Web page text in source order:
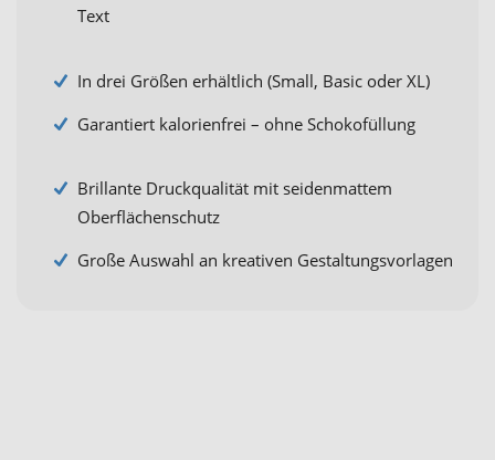
Text
In drei Größen erhältlich (Small, Basic oder XL)
Garantiert kalorienfrei – ohne Schokofüllung
Brillante Druckqualität mit seidenmattem
Oberflächenschutz
Große Auswahl an kreativen Gestaltungsvorlagen